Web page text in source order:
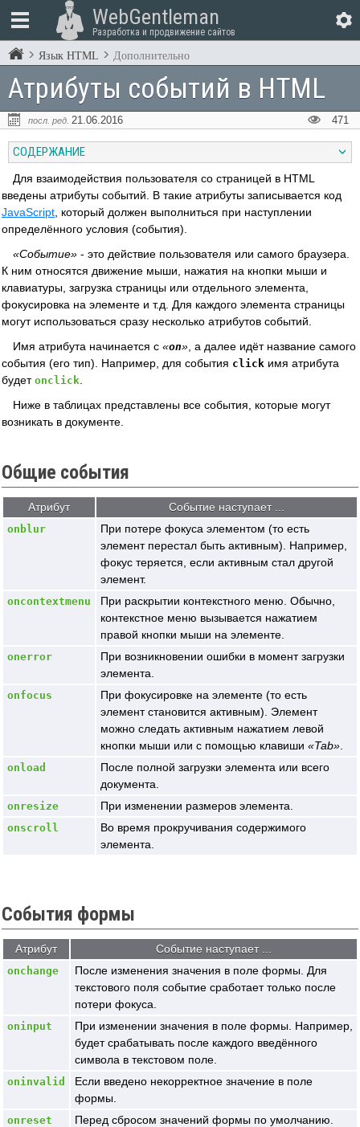
WebGentleman
Разработка и продвижение сайтов
Язык HTML Дополнительно
Атрибуты событий в HTML
471
посл. ред. 21.06.2016
СОДЕРЖАНИЕ
Для взаимодействия пользователя со страницей в HTML
введены атрибуты событий. В такие атрибуты записывается код
JavaScript, который должен выполниться при наступлении
определённого условия (события).
Событие
- это действие пользователя или самого браузера.
К ним относятся движение мыши, нажатия на кнопки мыши и
клавиатуры, загрузка страницы или отдельного элемента,
фокусировка на элементе и т.д. Для каждого элемента страницы
могут использоваться сразу несколько атрибутов событий.
Имя атрибута начинается с
on
, а далее идёт название самого
события (его тип). Например, для события click имя атрибута
будет onclick
Ниже в таблицах представлены все события, которые могут
возникать в документе.
Общие события
Атрибут Событие наступает ...
onblur
При потере фокуса элементом (то есть
элемент перестал быть активным). Например,
фокус теряется, если активным стал другой
элемент.
oncontextmenu
При раскрытии контекстного меню. Обычно,
контекстное меню вызывается нажатием
правой кнопки мыши на элементе.
onerror
При возникновении ошибки в момент загрузки
элемента.
onfocus
При фокусировке на элементе (то есть
элемент становится активным). Элемент
можно следать активным нажатием левой
кнопки мыши или с помощью клавиши
Tab
onload
После полной загрузки элемента или всего
документа.
onresize При изменении размеров элемента.
onscroll
Во время прокручивания содержимого
элемента.
События формы
Атрибут Событие наступает ...
onchange
После изменения значения в поле формы. Для
текстового поля событие сработает только после
потери фокуса.
oninput
При изменении значения в поле формы. Например,
будет срабатывать после каждого введённого
символа в текстовом поле.
oninvalid
Если введено некорректное значение в поле
формы.
onreset Перед сбросом значений формы по умолчанию.